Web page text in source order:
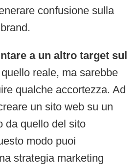
confusione sulla
a un altro target sul
reale, ma sarebbe
qualche accortezza. Ad
un sito web su un
da quello del sito
modo puoi
strategia marketing